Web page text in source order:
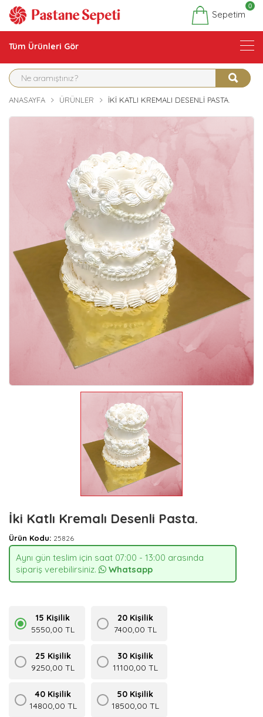
Sepetim
0
Tüm Ürünleri Gör
ANASAYFA ÜRÜNLER İKI KATLI KREMALI DESENLI PASTA.
İki Katlı Kremalı Desenli Pasta.
Ürün Kodu: 25826
Aynı gün teslim için saat 07:00 - 13:00 arasında
sipariş verebilirsiniz.
Whatsapp
15 Kişilik
5550,00 TL
20 Kişilik
7400,00 TL
25 Kişilik
9250,00 TL
30 Kişilik
11100,00 TL
40 Kişilik
14800,00 TL
50 Kişilik
18500,00 TL